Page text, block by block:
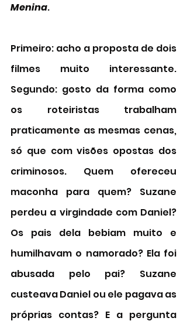
Menina.
Primeiro: acho a proposta de dois
filmes muito interessante.
Segundo: gosto da forma como
os roteiristas trabalham
praticamente as mesmas cenas,
só que com visões opostas dos
criminosos. Quem ofereceu
maconha para quem? Suzane
perdeu a virgindade com Daniel?
Os pais dela bebiam muito e
humilhavam o namorado? Ela foi
abusada pelo pai? Suzane
custeava Daniel ou ele pagava as
próprias contas? E a pergunta